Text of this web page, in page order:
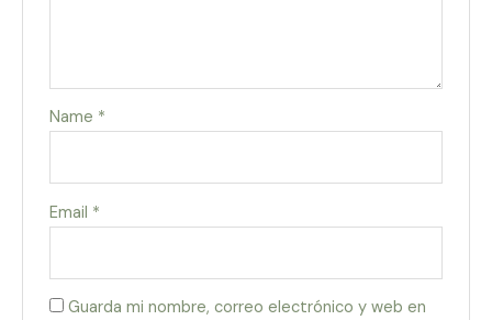
Name *
Email *
Guarda mi nombre, correo electrónico y web en